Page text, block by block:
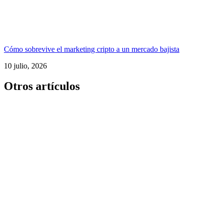
Cómo sobrevive el marketing cripto a un mercado bajista
10 julio, 2026
Otros artículos